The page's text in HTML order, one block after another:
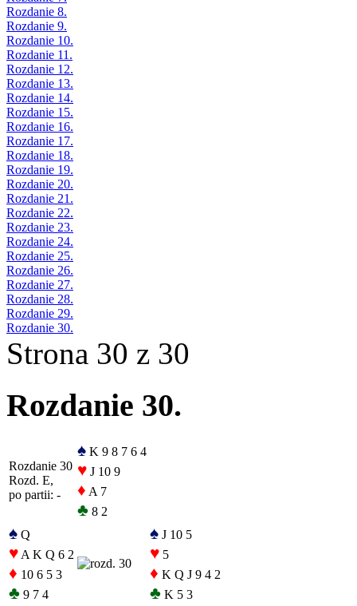
Rozdanie 8.
Rozdanie 9.
Rozdanie 10.
Rozdanie 11.
Rozdanie 12.
Rozdanie 13.
Rozdanie 14.
Rozdanie 15.
Rozdanie 16.
Rozdanie 17.
Rozdanie 18.
Rozdanie 19.
Rozdanie 20.
Rozdanie 21.
Rozdanie 22.
Rozdanie 23.
Rozdanie 24.
Rozdanie 25.
Rozdanie 26.
Rozdanie 27.
Rozdanie 28.
Rozdanie 29.
Rozdanie 30.
Strona 30 z 30
Rozdanie 30.
Rozdanie 30
Rozd. E,
po partii: -
♠ K 9 8 7 6 4
♥ J 10 9
♦ A 7
♣ 8 2
♠ Q
♥ A K Q 6 2
♦ 10 6 5 3
♣ 9 7 4
♠ J 10 5
♥ 5
♦ K Q J 9 4 2
♣ K 5 3